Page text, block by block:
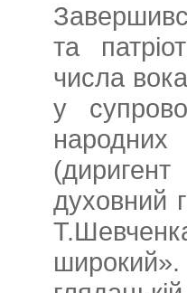
та
числа
у
духовний